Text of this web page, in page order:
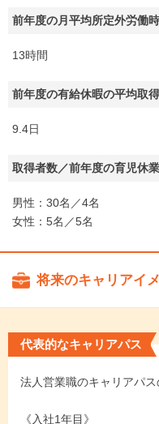
前年度の月平均所定外労働
13時間
前年度の有給休暇の平均取
9.4日
取得者数／前年度の育児休
男性：30名／4名
女性：5名／5名
将来のキャリアイ
代表的なキャリアパス
法人営業職のキャリアパス
《入社1年目》